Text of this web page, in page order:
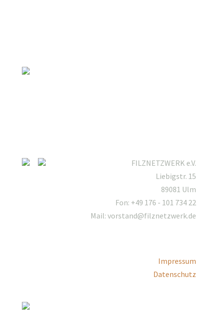
FILZNETZWERK e.V.
Liebigstr. 15
89081 Ulm
Fon: +49 176 - 101 734 22
Mail: vorstand@filznetzwerk.de
Impressum
Datenschutz